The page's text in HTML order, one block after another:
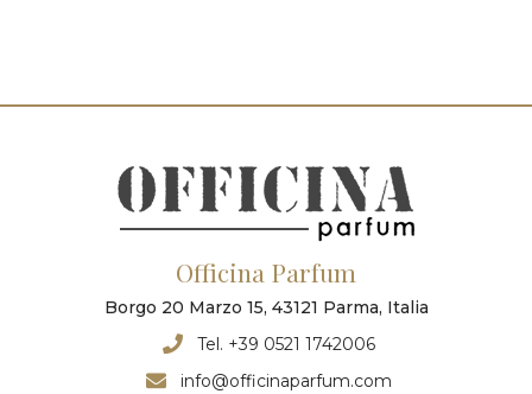
Officina Parfum
Borgo 20 Marzo 15, 43121 Parma, Italia
Tel. +39 0521 1742006
info@officinaparfum.com